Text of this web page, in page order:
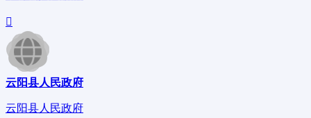
云阳县人民政府
云阳县人民政府